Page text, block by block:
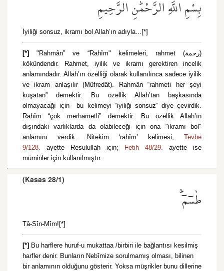
بِسْمِ اللَّهِ الرَّحْمَٰنِ الرَّحِيمِ
İyiliği sonsuz, ikramı bol Allah’ın adıyla...[*]
[*]"Rahmân” ve “Rahîm" kelimeleri, rahmet (رحمة)
kökündendir. Rahmet, iyilik ve ikramı gerektiren incelik
anlamındadır. Allah’ın özelliği olarak kullanılınca sadece iyilik
ve ikram anlaşılır (Müfredât). Rahmân “rahmeti her şeyi
kuşatan” demektir. Bu özellik Allah’tan başkasında
olmayacağı için bu kelimeyi “iyiliği sonsuz” diye çevirdik.
Rahîm “çok merhametli” demektir. Bu özellik Allah’ın
dışındaki varlıklarda da olabileceği için ona "ikramı bol"
anlamını verdik. Nitekim ‘rahîm’ kelimesi, Tevbe
9/128. ayette Resulullah için; Fetih 48/29. ayette ise
müminler için kullanılmıştır.
(Kasas 28/1)
طٰسٓمٓۜ
Tâ-Sîn-Mîm![*]
[*] Bu harflere huruf-u mukattaa /birbiri ile bağlantısı kesilmiş
harfler denir. Bunların Nebîmize sorulmamış olması, bilinen
bir anlamının olduğunu gösterir. Yoksa müşrikler bunu dillerine